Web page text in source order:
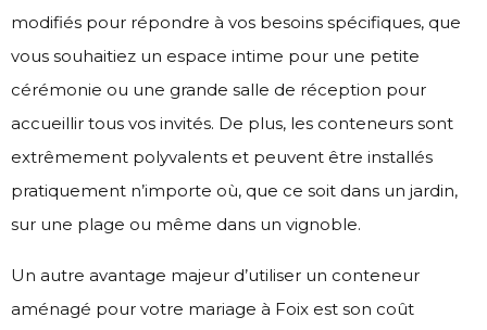
modifiés pour répondre à vos besoins spécifiques, que
vous souhaitiez un espace intime pour une petite
cérémonie ou une grande salle de réception pour
accueillir tous vos invités. De plus, les conteneurs sont
extrêmement polyvalents et peuvent être installés
pratiquement n’importe où, que ce soit dans un jardin,
sur une plage ou même dans un vignoble.
Un autre avantage majeur d’utiliser un conteneur
aménagé pour votre mariage à Foix est son coût